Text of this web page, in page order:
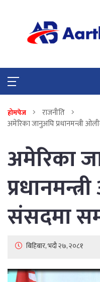
होमपेज
राजनीति
अमेरिका जानुअघि प्रधानमन्त्री
अमेरिका
संसदमा
बिहिबार, भदौ २७, २०८१